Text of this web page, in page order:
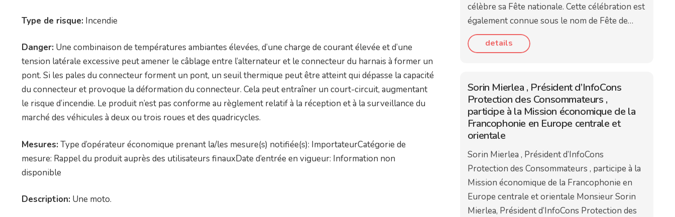
Type de risque: Incendie
Danger: Une combinaison de températures ambiantes élevées, d’une charge de courant élevée et d’une
tension latérale excessive peut amener le câblage entre l’alternateur et le connecteur du harnais à former un
pont. Si les pales du connecteur forment un pont, un seuil thermique peut être atteint qui dépasse la capacité
du connecteur et provoque la déformation du connecteur. Cela peut entraîner un court-circuit, augmentant
le risque d’incendie. Le produit n’est pas conforme au règlement relatif à la réception et à la surveillance du
marché des véhicules à deux ou trois roues et des quadricycles.
Mesures: Type d’opérateur économique prenant la/les mesure(s) notifiée(s): ImportateurCatégorie de
mesure: Rappel du produit auprès des utilisateurs finauxDate d’entrée en vigueur: Information non
disponible
Description: Une moto.
célèbre sa Fête nationale. Cette célébration est
également connue sous le nom de Fête de…
details
Sorin Mierlea , Président d’InfoCons
Protection des Consommateurs ,
participe à la Mission économique de la
Francophonie en Europe centrale et
orientale
Sorin Mierlea , Président d’InfoCons
Protection des Consommateurs , participe à la
Mission économique de la Francophonie en
Europe centrale et orientale Monsieur Sorin
Mierlea, Président d’InfoCons Protection des